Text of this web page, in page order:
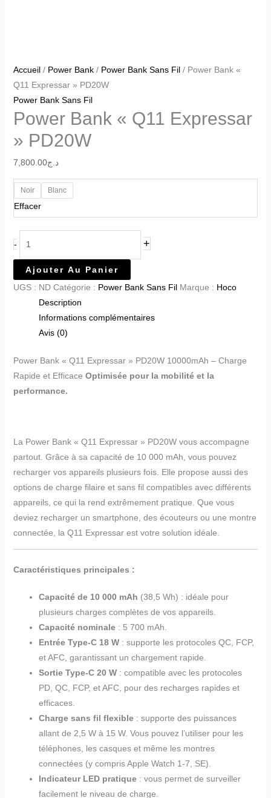
Accueil/ Power Bank/ Power Bank Sans Fil/ Power Bank «
Q11 Expressar » PD20W
Power Bank Sans Fil
Power Bank « Q11 Expressar
» PD20W
د.ج7,800.00
Noir Blanc
Effacer
- +
Ajouter Au Panier
UGS : ND Catégorie : Power Bank Sans Fil Marque : Hoco
Description
Informations complémentaires
Avis (0)
Power Bank « Q11 Expressar » PD20W 10000mAh – Charge
Rapide et Efficace Optimisée pour la mobilité et la
performance.
La Power Bank « Q11 Expressar » PD20W vous accompagne
partout. Grâce à sa capacité de 10 000 mAh, vous pouvez
recharger vos appareils plusieurs fois. Elle propose aussi des
options de charge filaire et sans fil compatibles avec différents
appareils, ce qui la rend extrêmement pratique. Que vous
deviez recharger un smartphone, des écouteurs ou une montre
connectée, la Q11 Expressar est votre solution idéale.
Caractéristiques principales :
Capacité de 10 000 mAh (38,5 Wh) : idéale pour
plusieurs charges complètes de vos appareils.
Capacité nominale: 5 700 mAh.
Entrée Type-C 18 W: supporte les protocoles QC, FCP,
et AFC, garantissant un chargement rapide.
Sortie Type-C 20 W: compatible avec les protocoles
PD, QC, FCP, et AFC, pour des recharges rapides et
efficaces.
Charge sans fil flexible: supporte des puissances
allant de 2,5 W à 15 W. Vous pouvez l’utiliser pour les
téléphones, les casques et même les montres
connectées (y compris Apple Watch 1-7, SE).
Indicateur LED pratique: vous permet de surveiller
facilement le niveau de charge.